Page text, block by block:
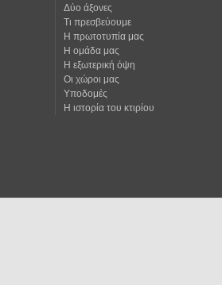
Δύο άξονες
Τι πρεσβεύουμε
Η πρωτοτυπία μας
Η ομάδα μας
Η εξωτερική όψη
Οι χώροι μας
Υποδομές
Η ιστορία του κτιρίου